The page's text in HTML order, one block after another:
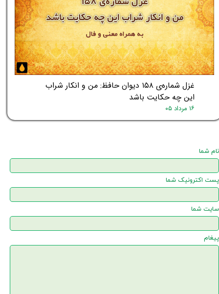
غزل شماره‌ی ۱۵۸ دیوان حافظ: من و انکار شراب
این چه حکایت باشد
۱۶ مرداد ۰۵
نام شما
پست اکترونیک شما
سایت شما
پیغام